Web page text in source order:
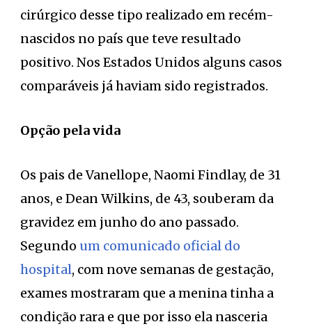
cirúrgico desse tipo realizado em recém-
nascidos no país que teve resultado
positivo. Nos Estados Unidos alguns casos
comparáveis já haviam sido registrados.
Opção pela vida
Os pais de Vanellope, Naomi Findlay, de 31
anos, e Dean Wilkins, de 43, souberam da
gravidez em junho do ano passado.
Segundo um comunicado oficial do
hospital, com nove semanas de gestação,
exames mostraram que a menina tinha a
condição rara e que por isso ela nasceria